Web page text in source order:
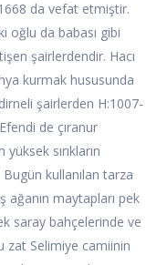
da vefat etmiştir.
oğlu da babası gibi
şairlerdendir. Hacı
kurmak hususunda
şairlerden H:1007-
de çıranur
sırıkların
kullanılan tarza
ağanın maytapları pek
saray bahçelerinde ve
zat Selimiye camiinin